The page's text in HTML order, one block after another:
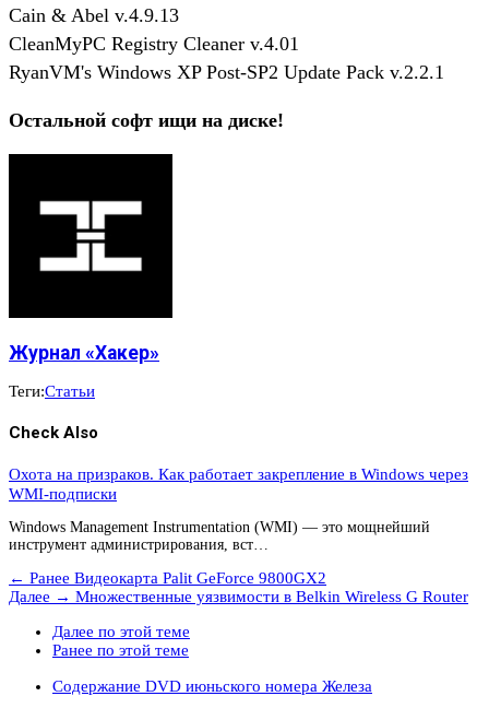
Cain & Abel v.4.9.13
CleanMyPC Registry Cleaner v.4.01
RyanVM's Windows XP Post-SP2 Update Pack v.2.2.1
Остальной софт ищи на диске!
Журнал «Хакер»
Теги:Статьи
Check Also
Охота на призраков. Как работает закрепление в Windows через
WMI-подписки
Windows Management Instrumentation (WMI) — это мощнейший
инструмент администрирования, вст…
← Ранее Видеокарта Palit GeForce 9800GX2
Далее → Множественные уязвимости в Belkin Wireless G Router
Далее по этой теме
Ранее по этой теме
Содержание DVD июньского номера Железа